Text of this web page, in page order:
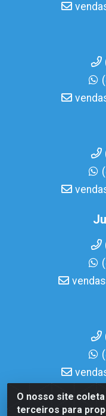
O nosso site
terceiros para
Casa Norte LTDA -